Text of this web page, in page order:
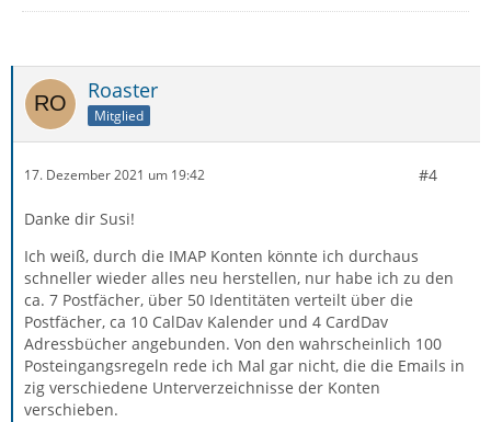
Roaster
Mitglied
17. Dezember 2021 um 19:42 #4
Danke dir Susi!
Ich weiß, durch die IMAP Konten könnte ich durchaus
schneller wieder alles neu herstellen, nur habe ich zu den
ca. 7 Postfächer, über 50 Identitäten verteilt über die
Postfächer, ca 10 CalDav Kalender und 4 CardDav
Adressbücher angebunden. Von den wahrscheinlich 100
Posteingangsregeln rede ich Mal gar nicht, die die Emails in
zig verschiedene Unterverzeichnisse der Konten
verschieben.